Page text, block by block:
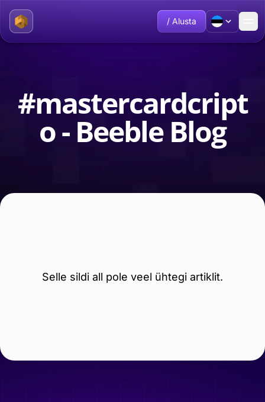
/ Alusta
#mastercardcript
o - Beeble Blog
Selle sildi all pole veel ühtegi artiklit.